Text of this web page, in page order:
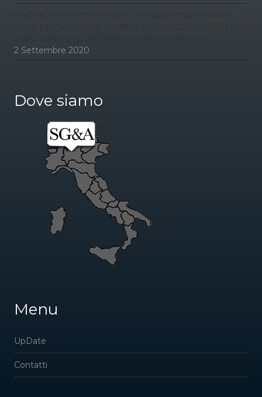
2 Settembre 2020
Dove siamo
Menu
UpDate
Contatti